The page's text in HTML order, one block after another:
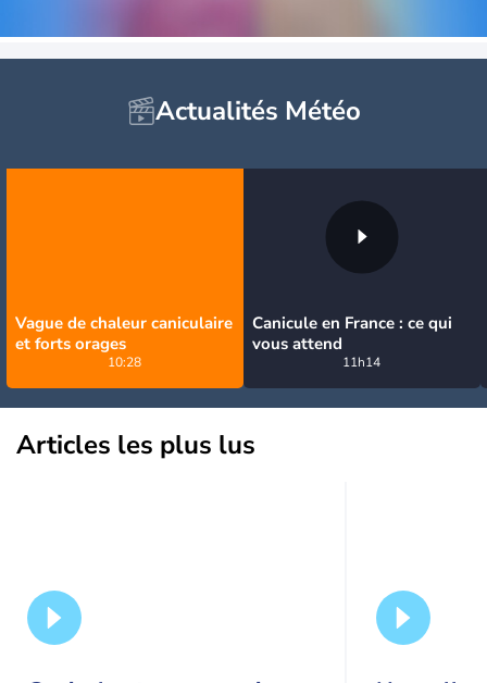
Actualités Météo
Vague de chaleur caniculaire
et forts orages
10:28
Canicule en France : ce qui
vous attend
11h14
Articles les plus lus